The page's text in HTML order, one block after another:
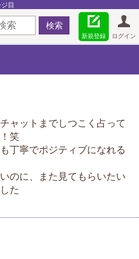
目
ログイン
新規登録
ャットまでしつこく占って
笑
丁寧でポジティブになれる
のに、また見てもらいたい
た